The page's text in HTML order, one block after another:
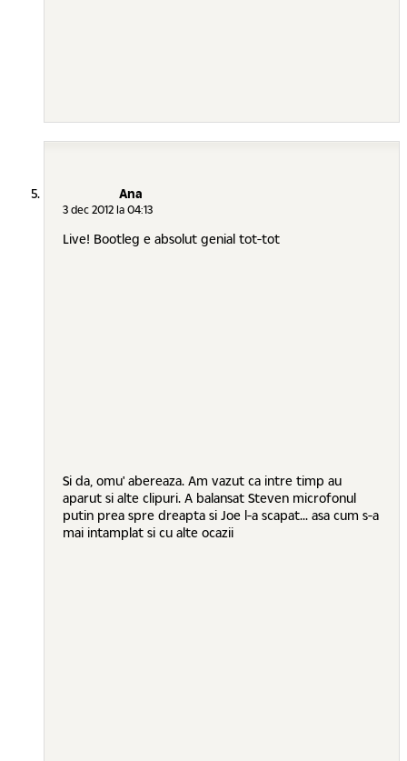
Ana
3 dec 2012 la 04:13
Live! Bootleg e absolut genial tot-tot
Si da, omu' abereaza. Am vazut ca intre timp au
aparut si alte clipuri. A balansat Steven microfonul
putin prea spre dreapta si Joe l-a scapat... asa cum s-a
mai intamplat si cu alte ocazii